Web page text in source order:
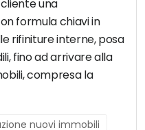
una
formula chiavi in
rifiniture interne, posa
fino ad arrivare alla
compresa la
nuovi immobili